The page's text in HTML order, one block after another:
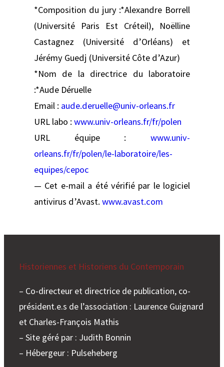
*Composition du jury :*Alexandre Borrell
(Université Paris Est Créteil), Noëlline
Castagnez (Université d’Orléans) et
Jérémy Guedj (Université Côte d’Azur)
*Nom de la directrice du laboratoire
:*Aude Déruelle
Email : aude.deruelle@univ-orleans.fr
URL labo : www.univ-orleans.fr/fr/polen
URL équipe : www.univ-
orleans.fr/fr/polen/le-laboratoire/les-
equipes/cepoc
— Cet e-mail a été vérifié par le logiciel
antivirus d’Avast. www.avast.com
Historiennes et Historiens du Contemporain
– Co-directeur et directrice de publication, co-
président.e.s de l’association : Laurence Guignard
et Charles-François Mathis
– Site géré par : Judith Bonnin
– Hébergeur : Pulseheberg